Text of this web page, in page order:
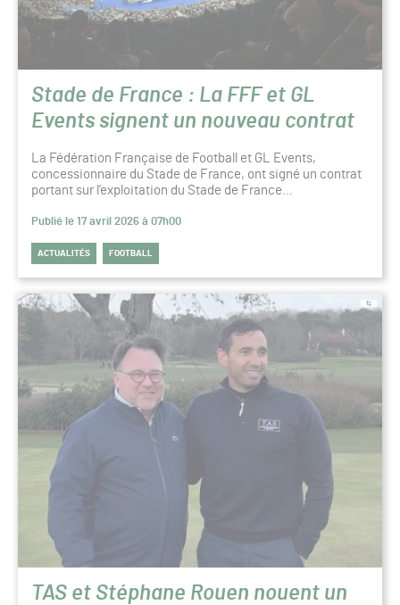
Stade de France : La FFF et GL
Events signent un nouveau contrat
La Fédération Française de Football et GL Events,
concessionnaire du Stade de France, ont signé un contrat
portant sur l’exploitation du Stade de France…
Publié le 17 avril 2026 à 07h00
ACTUALITÉS FOOTBALL
TAS et Stéphane Rouen nouent un